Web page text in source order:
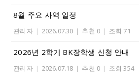
8월 주요 사역 일정
관리자 | 2026.07.30 | 추천 0 | 조회 71
2026년 2학기 BK장학생 신청 안내
관리자 | 2026.07.18 | 추천 0 | 조회 354